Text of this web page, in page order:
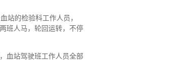
的检验科工作人员，
班人马，轮回运转，不停
血站驾驶班工作人员全部